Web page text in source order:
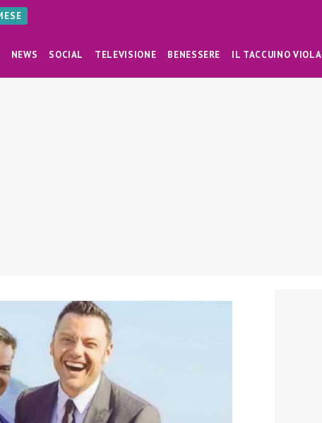
NEWS SOCIAL TELEVISIONE BENESSERE IL TACCUINO VIOLA